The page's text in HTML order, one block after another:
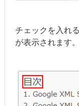
チェックを入れ
が表示されます。